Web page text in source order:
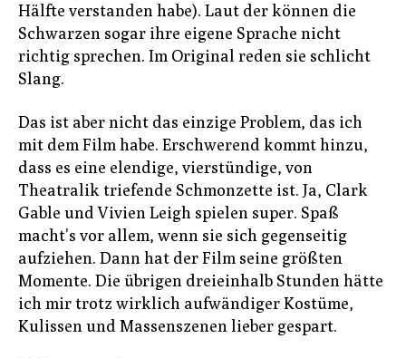
Hälfte verstanden habe). Laut der können die
Schwarzen sogar ihre eigene Sprache nicht
richtig sprechen. Im Original reden sie schlicht
Slang.
Das ist aber nicht das einzige Problem, das ich
mit dem Film habe. Erschwerend kommt hinzu,
dass es eine elendige, vierstündige, von
Theatralik triefende Schmonzette ist. Ja, Clark
Gable und Vivien Leigh spielen super. Spaß
macht’s vor allem, wenn sie sich gegenseitig
aufziehen. Dann hat der Film seine größten
Momente. Die übrigen dreieinhalb Stunden hätte
ich mir trotz wirklich aufwändiger Kostüme,
Kulissen und Massenszenen lieber gespart.